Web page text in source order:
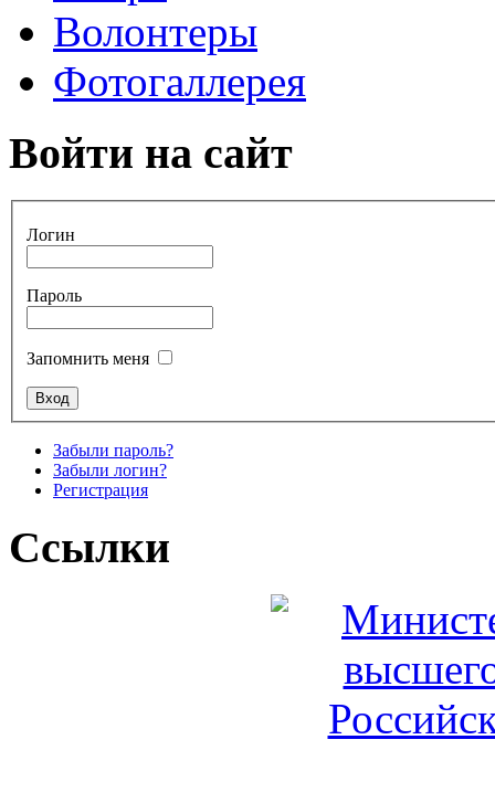
Волонтеры
Фотогаллерея
Войти на сайт
Логин
Пароль
Запомнить меня
Забыли пароль?
Забыли логин?
Регистрация
Ссылки